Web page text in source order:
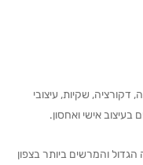
דקורציה, שקיות, עיצובי
אישי ואחסון.
והמרשים ביותר בצפון